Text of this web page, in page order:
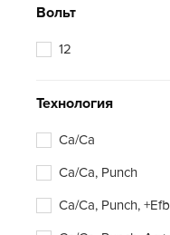
Вольт
12
Технология
Ca/Ca
Ca/Ca, Punch
Ca/Ca, Punch, +Efb